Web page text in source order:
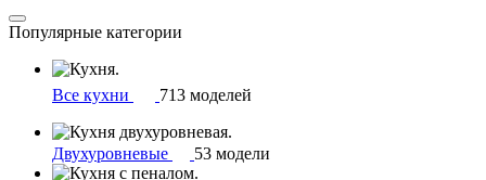
Популярные категории
Все кухни 713 моделей
Двухуровневые 53 модели